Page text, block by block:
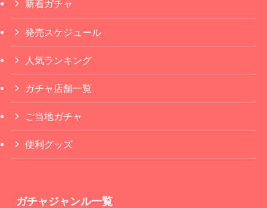
新着ガチャ
発売スケジュール
人気ランキング
ガチャ店舗一覧
ご当地ガチャ
便利グッズ
ガチャジャンル一覧